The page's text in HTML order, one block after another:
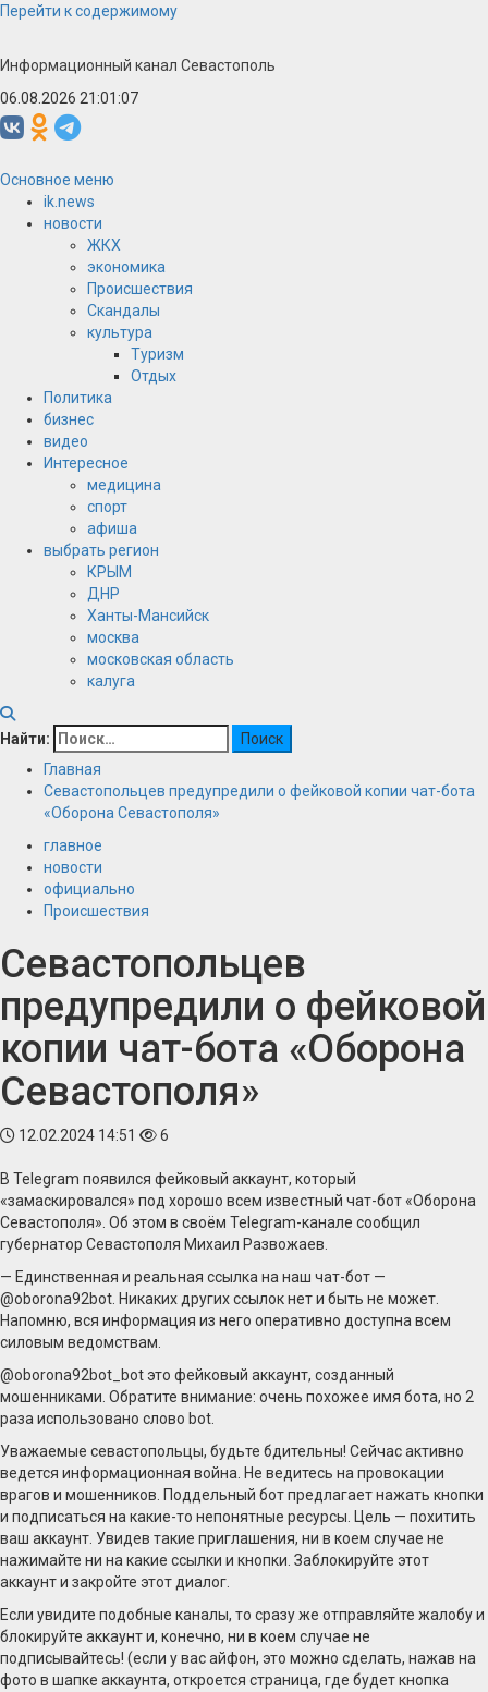
Перейти к содержимому
Информационный канал Севастополь
06.08.2026 21:01:07
Основное меню
ik.news
новости
ЖКХ
экономика
Происшествия
Скандалы
культура
Туризм
Отдых
Политика
бизнес
видео
Интересное
медицина
спорт
афиша
выбрать регион
КРЫМ
ДНР
Ханты-Мансийск
москва
московская область
калуга
Найти:
Главная
Севастопольцев предупредили о фейковой копии чат-бота
«Оборона Севастополя»
главное
новости
официально
Происшествия
Севастопольцев
предупредили о фейковой
копии чат-бота «Оборона
Севастополя»
12.02.2024 14:51 6
В Telegram появился фейковый аккаунт, который
«замаскировался» под хорошо всем известный чат-бот «Оборона
Севастополя». Об этом в своём Telegram-канале сообщил
губернатор Севастополя Михаил Развожаев.
— Единственная и реальная ссылка на наш чат-бот —
@oborona92bot. Никаких других ссылок нет и быть не может.
Напомню, вся информация из него оперативно доступна всем
силовым ведомствам.
@oborona92bot_bot это фейковый аккаунт, созданный
мошенниками. Обратите внимание: очень похожее имя бота, но 2
раза использовано слово bot.
Уважаемые севастопольцы, будьте бдительны! Сейчас активно
ведется информационная война. Не ведитесь на провокации
врагов и мошенников. Поддельный бот предлагает нажать кнопки
и подписаться на какие-то непонятные ресурсы. Цель — похитить
ваш аккаунт. Увидев такие приглашения, ни в коем случае не
нажимайте ни на какие ссылки и кнопки. Заблокируйте этот
аккаунт и закройте этот диалог.
Если увидите подобные каналы, то сразу же отправляйте жалобу и
блокируйте аккаунт и, конечно, ни в коем случае не
подписывайтесь! (если у вас айфон, это можно сделать, нажав на
фото в шапке аккаунта, откроется страница, где будет кнопка